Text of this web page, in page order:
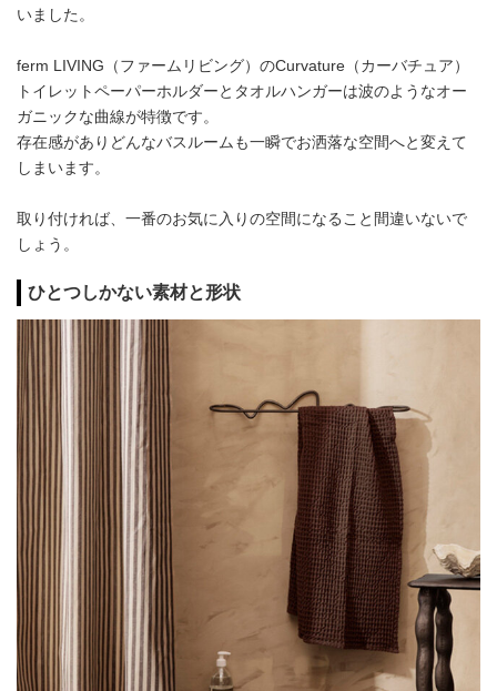
いました。
ferm LIVING（ファームリビング）のCurvature（カーバチュア）
トイレットペーパーホルダーとタオルハンガーは波のようなオー
ガニックな曲線が特徴です。
存在感がありどんなバスルームも一瞬でお洒落な空間へと変えて
しまいます。
取り付ければ、一番のお気に入りの空間になること間違いないで
しょう。
ひとつしかない素材と形状